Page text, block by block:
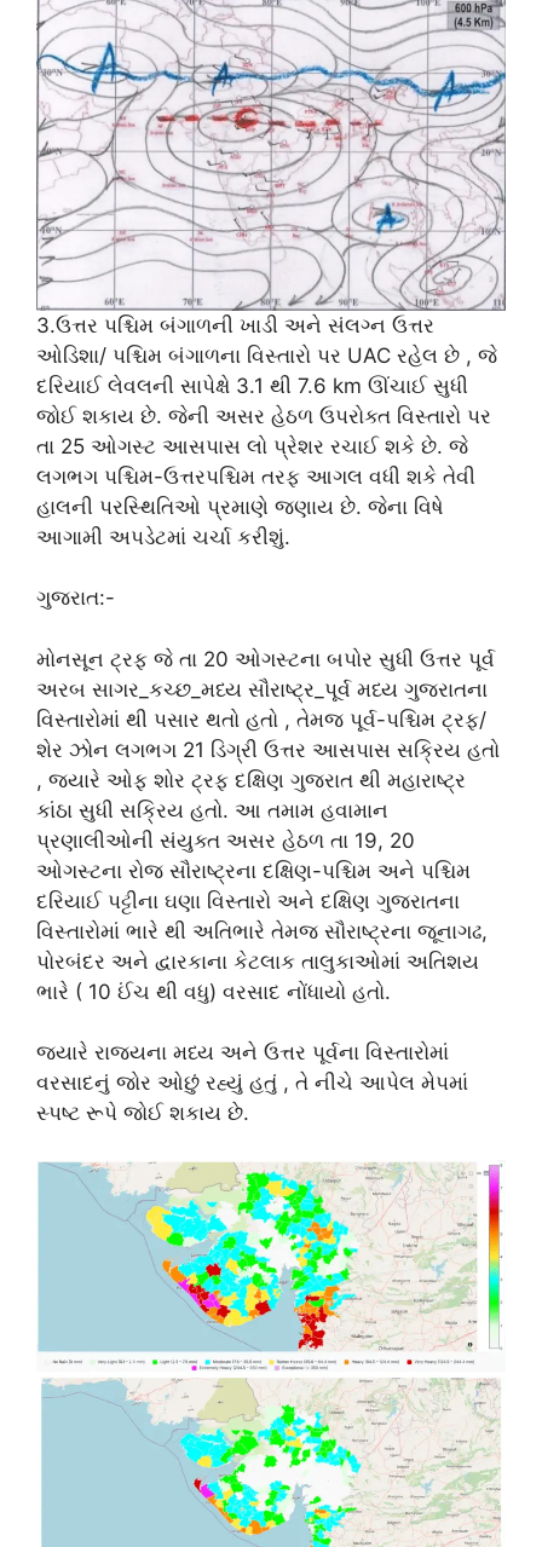
3.ઉત્તર પશ્ચિમ બંગાળની ખાડી અને સંલગ્ન ઉત્તર
ઓડિશા/ પશ્ચિમ બંગાળના વિસ્તારો પર UAC રહેલ છે , જે
દરિયાઈ લેવલની સાપેક્ષે 3.1 થી 7.6 km ઊંચાઈ સુધી
જોઈ શકાય છે. જેની અસર હેઠળ ઉપરોક્ત વિસ્તારો પર
તા 25 ઓગસ્ટ આસપાસ લો પ્રેશર રચાઈ શકે છે. જે
લગભગ પશ્ચિમ-ઉત્તરપશ્ચિમ તરફ આગલ વધી શકે તેવી
હાલની પરસ્થિતિઓ પ્રમાણે જણાય છે. જેના વિષે
આગામી અપડેટમાં ચર્ચા કરીશું.
ગુજરાત:-
મોનસૂન ટ્રફ જે તા 20 ઓગસ્ટના બપોર સુધી ઉત્તર પૂર્વ
અરબ સાગર_કચ્છ_મધ્ય સૌરાષ્ટ્ર_પૂર્વ મધ્ય ગુજરાતના
વિસ્તારોમાં થી પસાર થતો હતો , તેમજ પૂર્વ-પશ્ચિમ ટ્રફ/
શેર ઝોન લગભગ 21 ડિગ્રી ઉત્તર આસપાસ સક્રિય હતો
, જ્યારે ઓફ શોર ટ્રફ દક્ષિણ ગુજરાત થી મહારાષ્ટ્ર
કાંઠા સુધી સક્રિય હતો. આ તમામ હવામાન
પ્રણાલીઓની સંયુક્ત અસર હેઠળ તા 19, 20
ઓગસ્ટના રોજ સૌરાષ્ટ્રના દક્ષિણ-પશ્ચિમ અને પશ્ચિમ
દરિયાઈ પટ્ટીના ઘણા વિસ્તારો અને દક્ષિણ ગુજરાતના
વિસ્તારોમાં ભારે થી અતિભારે તેમજ સૌરાષ્ટ્રના જૂનાગઢ,
પોરબંદર અને દ્વારકાના કેટલાક તાલુકાઓમાં અતિશય
ભારે ( 10 ઈંચ થી વધુ) વરસાદ નોંધાયો હતો.
જ્યારે રાજ્યના મધ્ય અને ઉત્તર પૂર્વના વિસ્તારોમાં
વરસાદનું જોર ઓછું રહ્યું હતું , તે નીચે આપેલ મેપમાં
સ્પષ્ટ રૂપે જોઈ શકાય છે.